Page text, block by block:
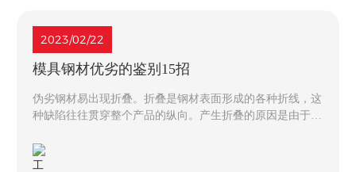
2023/02/22
模具钢材优劣的鉴别15招​
伪劣钢材易出现折叠。折叠是钢材表面形成的各种折线，这
种缺陷往往贯穿整个产品的纵向。产生折叠的原因是由于伪
产生折叠，折叠的产品折弯后就会开裂，钢材的强度大下
降。